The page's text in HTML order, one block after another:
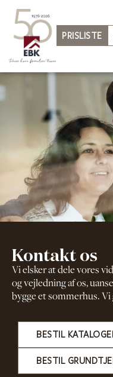
PRISLISTE
Kontakt os
Vi elsker at dele vores
og vejledning af os,
bygge et sommerhus.
BESTIL
BESTIL